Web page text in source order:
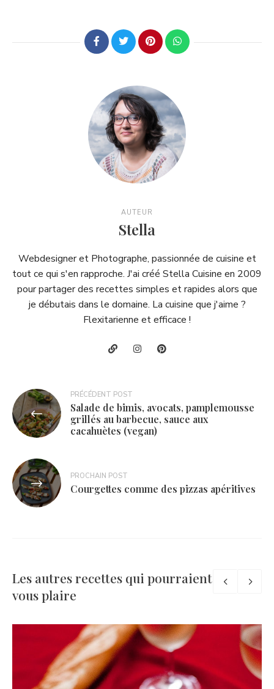
AUTEUR
Stella
Webdesigner et Photographe, passionnée de cuisine et
tout ce qui s'en rapproche. J'ai créé Stella Cuisine en 2009
pour partager des recettes simples et rapides alors que
je débutais dans le domaine. La cuisine que j'aime ?
Flexitarienne et efficace !
Navigation
de
l’article
PRÉCÉDENT POST
Salade de bimis, avocats, pamplemousse
grillés au barbecue, sauce aux
cacahuètes (vegan)
PROCHAIN POST
Courgettes comme des pizzas apéritives
Les autres recettes qui pourraient
vous plaire